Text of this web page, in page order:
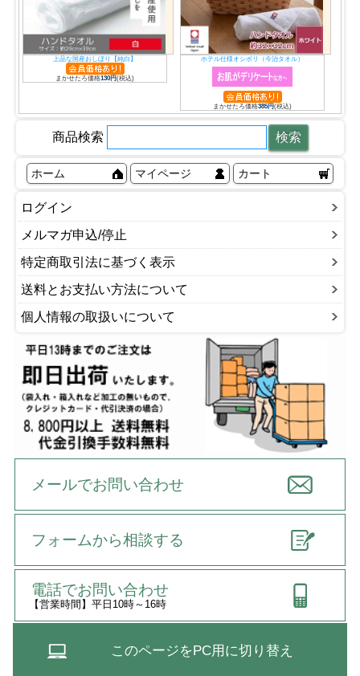
上品な国産おしぼり【純白】
まかせたろ価格130円(税込)
ホテル仕様オシボリ（今治タオル）
まかせたろ価格385円(税込)
商品検索
ホーム マイページ カート
ログイン
メルマガ申込/停止
特定商取引法に基づく表示
送料とお支払い方法について
個人情報の取扱いについて
メールでお問い合わせ
フォームから相談する
電話でお問い合わせ
【営業時間】平日10時～16時
このページをPC用に切り替え